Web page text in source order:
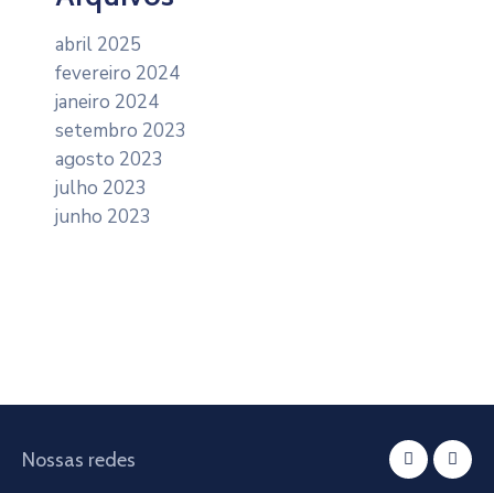
abril 2025
fevereiro 2024
janeiro 2024
setembro 2023
agosto 2023
julho 2023
junho 2023
Nossas redes